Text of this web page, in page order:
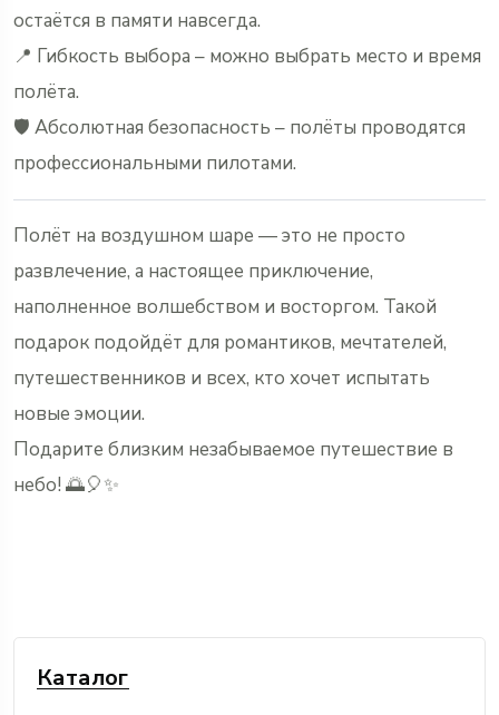
остаётся в памяти навсегда.
📍 Гибкость выбора – можно выбрать место и время
полёта.
🛡 Абсолютная безопасность – полёты проводятся
профессиональными пилотами.
Полёт на воздушном шаре — это не просто
развлечение, а настоящее приключение,
наполненное волшебством и восторгом. Такой
подарок подойдёт для романтиков, мечтателей,
путешественников и всех, кто хочет испытать
новые эмоции.
Подарите близким незабываемое путешествие в
небо! 🌅🎈✨
Каталог